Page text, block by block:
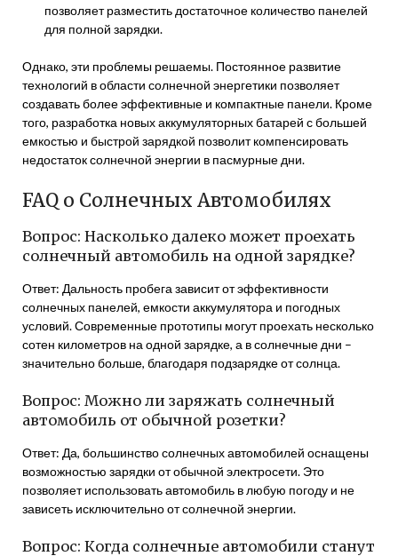
позволяет разместить достаточное количество панелей
для полной зарядки.
Однако, эти проблемы решаемы. Постоянное развитие
технологий в области солнечной энергетики позволяет
создавать более эффективные и компактные панели. Кроме
того, разработка новых аккумуляторных батарей с большей
емкостью и быстрой зарядкой позволит компенсировать
недостаток солнечной энергии в пасмурные дни.
FAQ о Солнечных Автомобилях
Вопрос: Насколько далеко может проехать
солнечный автомобиль на одной зарядке?
Ответ: Дальность пробега зависит от эффективности
солнечных панелей, емкости аккумулятора и погодных
условий. Современные прототипы могут проехать несколько
сотен километров на одной зарядке, а в солнечные дни –
значительно больше, благодаря подзарядке от солнца.
Вопрос: Можно ли заряжать солнечный
автомобиль от обычной розетки?
Ответ: Да, большинство солнечных автомобилей оснащены
возможностью зарядки от обычной электросети. Это
позволяет использовать автомобиль в любую погоду и не
зависеть исключительно от солнечной энергии.
Вопрос: Когда солнечные автомобили станут